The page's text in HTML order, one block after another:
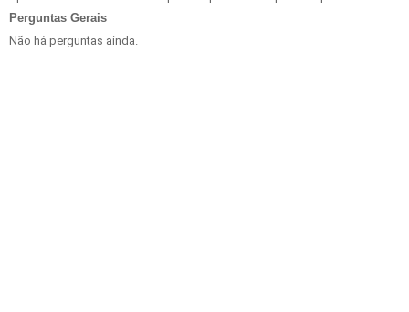
Perguntas Gerais
Não há perguntas ainda.